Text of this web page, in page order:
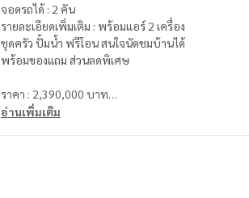
จอดรถได้ : 2 คัน
รายละเอียดเพิ่มเติม : พร้อมแอร์ 2 เครื่อง
ชุดครัว ปั้มน้ำ ฟรีโอน สนใจนัดชมบ้านได้
พร้อมของแถม ส่วนลดพิเศษ
ราคา : 2,390,000 บาท
อ่านเพิ่มเติม